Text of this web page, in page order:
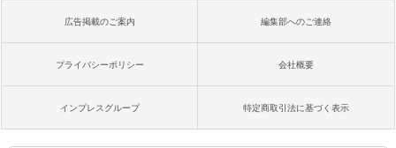
広告掲載のご案内 編集部へのご連絡
プライバシーポリシー 会社概要
インプレスグループ 特定商取引法に基づく表示